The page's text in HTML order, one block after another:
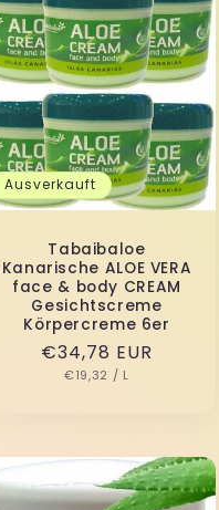
Ausverkauft
Tabaibaloe
Kanarische ALOE VERA
face & body CREAM
Gesichtscreme
Körpercreme 6er
Normaler
Preis
€34,78 EUR
GRUNDPREIS
€19,32 / PRO
L